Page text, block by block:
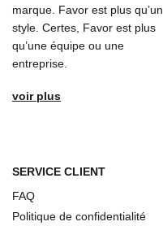
marque. Favor est plus qu’un
style. Certes, Favor est plus
qu’une équipe ou une
entreprise.
voir plus
SERVICE CLIENT
FAQ
Politique de confidentialité